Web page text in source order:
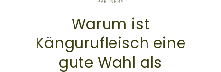
PARTNERS
Warum ist
Kängurufleisch eine
gute Wahl als